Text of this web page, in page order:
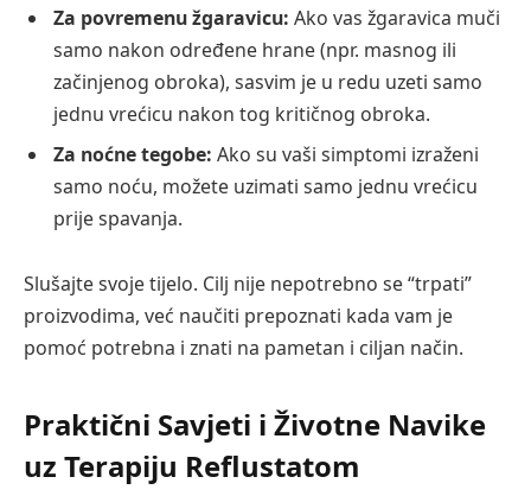
Za povremenu žgaravicu: Ako vas žgaravica muči
samo nakon određene hrane (npr. masnog ili
začinjenog obroka), sasvim je u redu uzeti samo
jednu vrećicu nakon tog kritičnog obroka.
Za noćne tegobe: Ako su vaši simptomi izraženi
samo noću, možete uzimati samo jednu vrećicu
prije spavanja.
Slušajte svoje tijelo. Cilj nije nepotrebno se “trpati”
proizvodima, već naučiti prepoznati kada vam je
pomoć potrebna i znati na pametan i ciljan način.
Praktični Savjeti i Životne Navike
uz Terapiju Reflustatom